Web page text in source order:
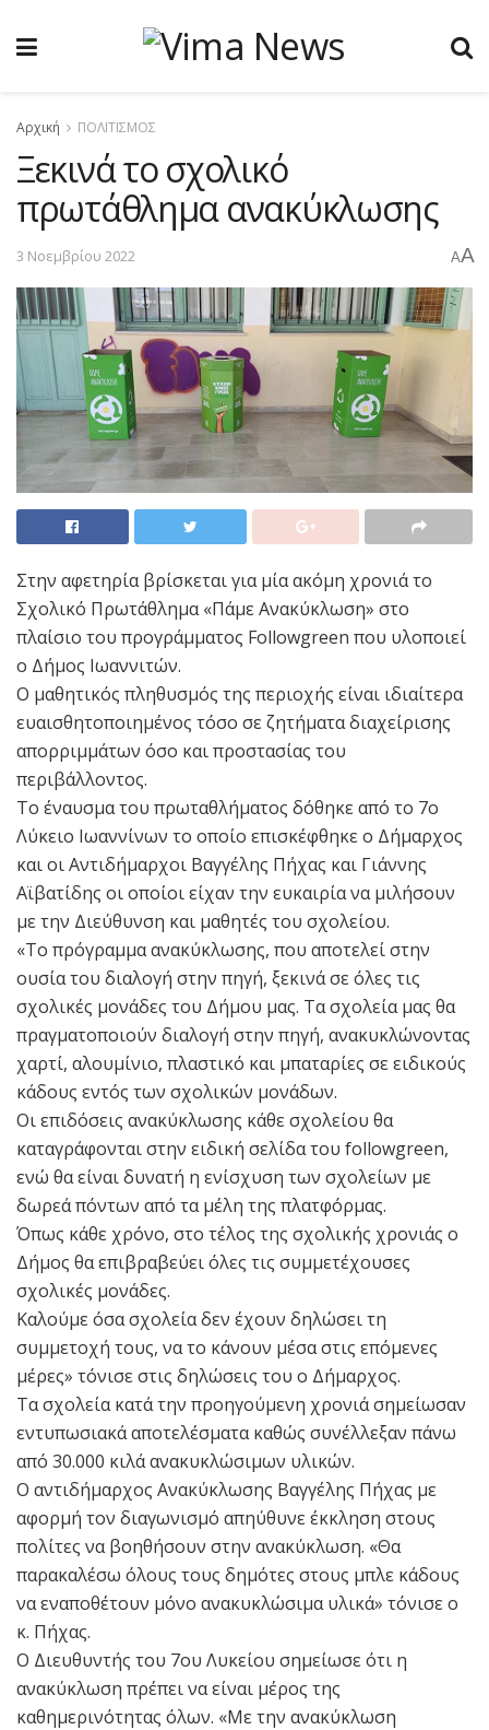
Αρχική ΠΟΛΙΤΙΣΜΟΣ
Ξεκινά το σχολικό
πρωτάθλημα ανακύκλωσης
3 Νοεμβρίου 2022 AA
Στην αφετηρία βρίσκεται για μία ακόμη χρονιά το
Σχολικό Πρωτάθλημα «Πάμε Ανακύκλωση» στο
πλαίσιο του προγράμματος Followgreen που υλοποιεί
ο Δήμος Ιωαννιτών.
Ο μαθητικός πληθυσμός της περιοχής είναι ιδιαίτερα
ευαισθητοποιημένος τόσο σε ζητήματα διαχείρισης
απορριμμάτων όσο και προστασίας του
περιβάλλοντος.
Το έναυσμα του πρωταθλήματος δόθηκε από το 7ο
Λύκειο Ιωαννίνων το οποίο επισκέφθηκε ο Δήμαρχος
και οι Αντιδήμαρχοι Βαγγέλης Πήχας και Γιάννης
Αϊβατίδης οι οποίοι είχαν την ευκαιρία να μιλήσουν
με την Διεύθυνση και μαθητές του σχολείου.
«Το πρόγραμμα ανακύκλωσης, που αποτελεί στην
ουσία του διαλογή στην πηγή, ξεκινά σε όλες τις
σχολικές μονάδες του Δήμου μας. Τα σχολεία μας θα
πραγματοποιούν διαλογή στην πηγή, ανακυκλώνοντας
χαρτί, αλουμίνιο, πλαστικό και μπαταρίες σε ειδικούς
κάδους εντός των σχολικών μονάδων.
Οι επιδόσεις ανακύκλωσης κάθε σχολείου θα
καταγράφονται στην ειδική σελίδα του followgreen,
ενώ θα είναι δυνατή η ενίσχυση των σχολείων με
δωρεά πόντων από τα μέλη της πλατφόρμας.
Όπως κάθε χρόνο, στο τέλος της σχολικής χρονιάς ο
Δήμος θα επιβραβεύει όλες τις συμμετέχουσες
σχολικές μονάδες.
Καλούμε όσα σχολεία δεν έχουν δηλώσει τη
συμμετοχή τους, να το κάνουν μέσα στις επόμενες
μέρες» τόνισε στις δηλώσεις του ο Δήμαρχος.
Τα σχολεία κατά την προηγούμενη χρονιά σημείωσαν
εντυπωσιακά αποτελέσματα καθώς συνέλλεξαν πάνω
από 30.000 κιλά ανακυκλώσιμων υλικών.
Ο αντιδήμαρχος Ανακύκλωσης Βαγγέλης Πήχας με
αφορμή τον διαγωνισμό απηύθυνε έκκληση στους
πολίτες να βοηθήσουν στην ανακύκλωση. «Θα
παρακαλέσω όλους τους δημότες στους μπλε κάδους
να εναποθέτουν μόνο ανακυκλώσιμα υλικά» τόνισε ο
κ. Πήχας.
Ο Διευθυντής του 7ου Λυκείου σημείωσε ότι η
ανακύκλωση πρέπει να είναι μέρος της
καθημερινότητας όλων. «Με την ανακύκλωση